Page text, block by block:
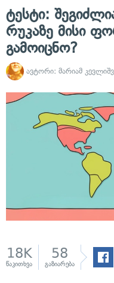
ტესტი:
რუკაზე მისი
გამოიცნო?
ავტორი: მარიამ
18K
წაკითხვა
58
გაზიარება